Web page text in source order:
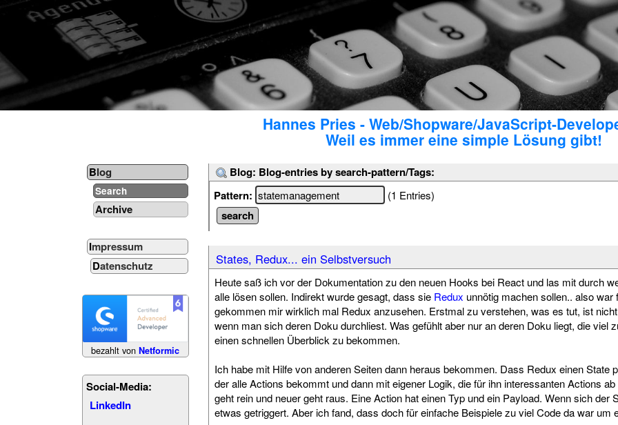
Hannes Pries - Web/Shopware/JavaScript-
Weil es immer eine simple Lösung gibt!
Blog
Search
Archive
Impressum
Datenschutz
bezahlt vonNetformic
Social-Media:
LinkedIn
Blog: Blog-entries by search-pattern/Tags:
Pattern:
(1 Entries)
States, Redux... ein Selbstversuch
Heute saß ich vor der Dokumentation zu den neuen Hooks bei React und las mit durch
alle lösen sollen. Indirekt wurde gesagt, dass sie Redux unnötig machen sollen.. also war
gekommen mir wirklich mal Redux anzusehen. Erstmal zu verstehen, was es tut, ist
wenn man sich deren Doku durchliest. Was gefühlt aber nur an deren Doku liegt, die viel
einen schnellen Überblick zu bekommen.
Ich habe mit Hilfe von anderen Seiten dann heraus bekommen. Dass Redux einen State
der alle Actions bekommt und dann mit eigener Logik, die für ihn interessanten Actions
geht rein und neuer geht raus. Eine Action hat einen Typ und ein Payload. Wenn sich der
etwas getriggert. Aber ich fand, dass doch für einfache Beispiele zu viel Code da war um